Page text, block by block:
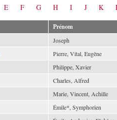
E F G H I J K
Prénom
Joseph
Pierre, Vital, Eugène
Philippe, Xavier
Charles, Alfred
Marie, Vincent, Achille
Émile*, Symphorien